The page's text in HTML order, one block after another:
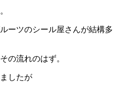
ーツのシール屋さんが結構多
の流れのはず。
したが